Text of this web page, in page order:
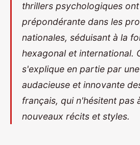
thrillers psychologiques
prépondérante dans les
nationales, séduisant à la
hexagonal et international.
s'explique en partie par
audacieuse et innovante
français, qui n'hésitent pas
nouveaux récits et styles.